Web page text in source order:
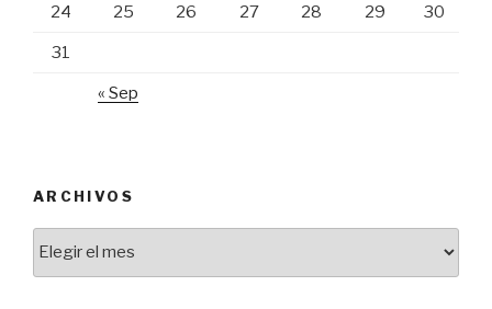
24 25 26 27 28 29 30
31
« Sep
ARCHIVOS